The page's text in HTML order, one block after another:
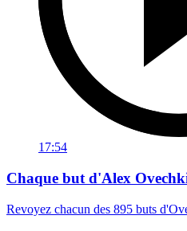
17:54
Chaque but d'Alex
Revoyez chacun des 895 buts